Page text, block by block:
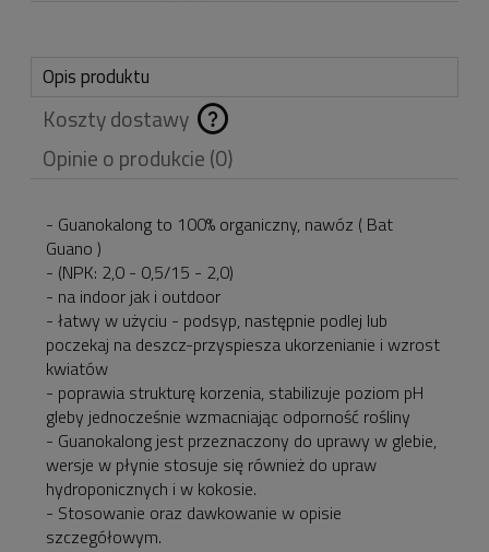
Opis produktu
Koszty dostawy
Cena nie zawiera
ewentualnych kosztów
płatności
Opinie o produkcie (0)
- Guanokalong to 100% organiczny, nawóz ( Bat
Guano )
- (NPK: 2,0 - 0,5/15 - 2,0)
- na indoor jak i outdoor
- łatwy w użyciu - podsyp, następnie podlej lub
poczekaj na deszcz-przyspiesza ukorzenianie i wzrost
kwiatów
- poprawia strukturę korzenia, stabilizuje poziom pH
gleby jednocześnie wzmacniając odporność rośliny
- Guanokalong jest przeznaczony do uprawy w glebie,
wersje w płynie stosuje się również do upraw
hydroponicznych i w kokosie.
- Stosowanie oraz dawkowanie w opisie
szczegółowym.